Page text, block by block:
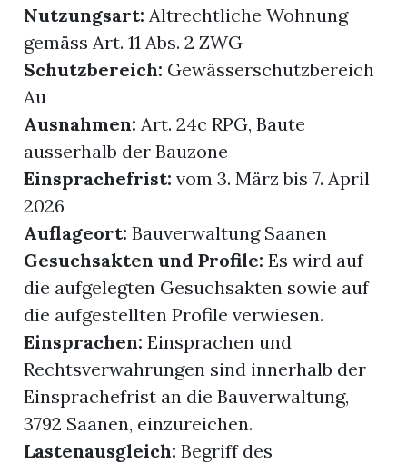
Nutzungsart: Altrechtliche Wohnung
gemäss Art. 11 Abs. 2 ZWG
Schutzbereich: Gewässerschutzbereich
Au
Ausnahmen: Art. 24c RPG, Baute
ausserhalb der Bauzone
Einsprachefrist: vom 3. März bis 7. April
2026
Auflageort: Bauverwaltung Saanen
Gesuchsakten und Profile: Es wird auf
die aufgelegten Gesuchsakten sowie auf
die aufgestellten Profile verwiesen.
Einsprachen: Einsprachen und
Rechtsverwahrungen sind innerhalb der
Einsprachefrist an die Bauverwaltung,
3792 Saanen, einzureichen.
Lastenausgleich: Begriff des